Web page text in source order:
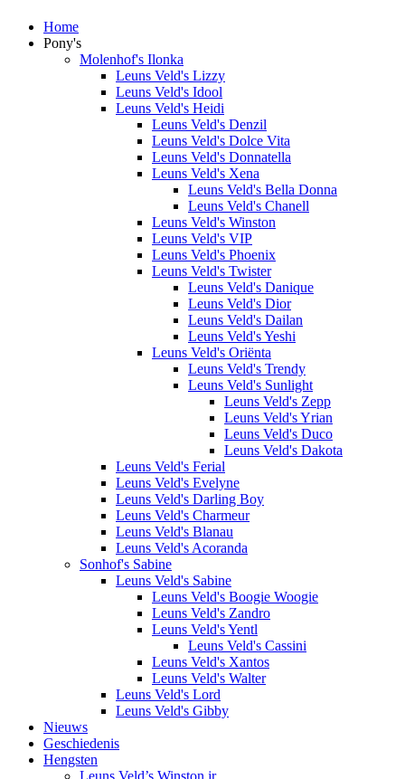
Home
Pony's
Molenhof's Ilonka
Leuns Veld's Lizzy
Leuns Veld's Idool
Leuns Veld's Heidi
Leuns Veld's Denzil
Leuns Veld's Dolce Vita
Leuns Veld's Donnatella
Leuns Veld's Xena
Leuns Veld's Bella Donna
Leuns Veld's Chanell
Leuns Veld's Winston
Leuns Veld's VIP
Leuns Veld's Phoenix
Leuns Veld's Twister
Leuns Veld's Danique
Leuns Veld's Dior
Leuns Veld's Dailan
Leuns Veld's Yeshi
Leuns Veld's Oriënta
Leuns Veld's Trendy
Leuns Veld's Sunlight
Leuns Veld's Zepp
Leuns Veld's Yrian
Leuns Veld's Duco
Leuns Veld's Dakota
Leuns Veld's Ferial
Leuns Veld's Evelyne
Leuns Veld's Darling Boy
Leuns Veld's Charmeur
Leuns Veld's Blanau
Leuns Veld's Acoranda
Sonhof's Sabine
Leuns Veld's Sabine
Leuns Veld's Boogie Woogie
Leuns Veld's Zandro
Leuns Veld's Yentl
Leuns Veld's Cassini
Leuns Veld's Xantos
Leuns Veld's Walter
Leuns Veld's Lord
Leuns Veld's Gibby
Nieuws
Geschiedenis
Hengsten